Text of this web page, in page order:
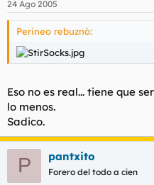
24 Ago 2005
Perineo rebuznó:
Eso no es real... tiene que
lo menos.
Sadico.
P pantxito
Forero del todo a cien